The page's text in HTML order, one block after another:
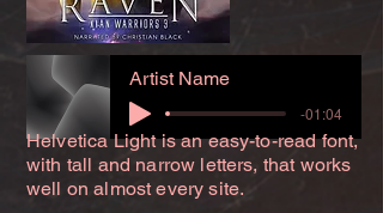
Artist Name
-01:04
Helvetica Light is an easy-to-read font,
with tall and narrow letters, that works
well on almost every site.